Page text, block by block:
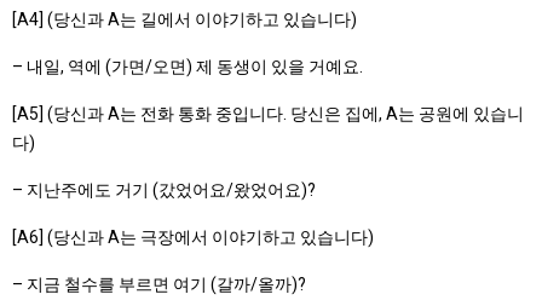
[A4] (당신과 A는 길에서 이야기하고 있습니다)
– 내일, 역에 (가면/오면) 제 동생이 있을 거예요.
[A5] (당신과 A는 전화 통화 중입니다. 당신은 집에, A는 공원에 있습니
다)
– 지난주에도 거기 (갔었어요/왔었어요)?
[A6] (당신과 A는 극장에서 이야기하고 있습니다)
– 지금 철수를 부르면 여기 (갈까/올까)?